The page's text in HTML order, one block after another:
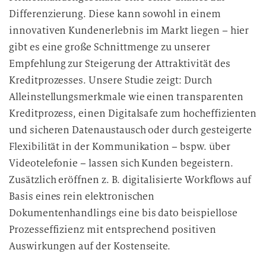
Differenzierung. Diese kann sowohl in einem
innovativen Kundenerlebnis im Markt liegen – hier
gibt es eine große Schnittmenge zu unserer
Empfehlung zur Steigerung der Attraktivität des
Kreditprozesses. Unsere Studie zeigt: Durch
Alleinstellungsmerkmale wie einen transparenten
Kreditprozess, einen Digitalsafe zum hocheffizienten
und sicheren Datenaustausch oder durch gesteigerte
Flexibilität in der Kommunikation – bspw. über
Videotelefonie – lassen sich Kunden begeistern.
Zusätzlich eröffnen z. B. digitalisierte Workflows auf
Basis eines rein elektronischen
Dokumentenhandlings eine bis dato beispiellose
Prozesseffizienz mit entsprechend positiven
Auswirkungen auf der Kostenseite.